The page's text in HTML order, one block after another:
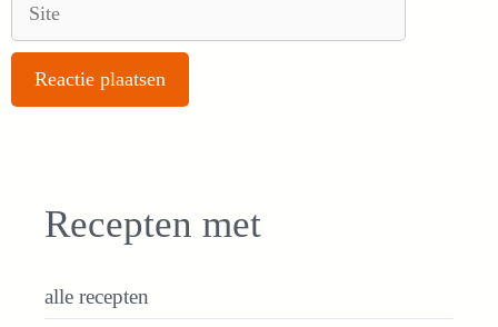
Recepten met
alle recepten